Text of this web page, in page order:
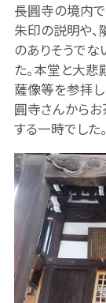
長圓寺の境内
朱印の説明や
のありそうでな
た。本堂と大
薩像等を参拝し
圓寺さんからお
する一時でした。